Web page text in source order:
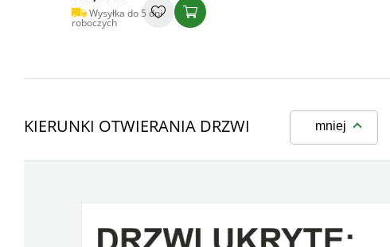
Wysyłka do 5 dni
roboczych
KIERUNKI OTWIERANIA DRZWI mniej